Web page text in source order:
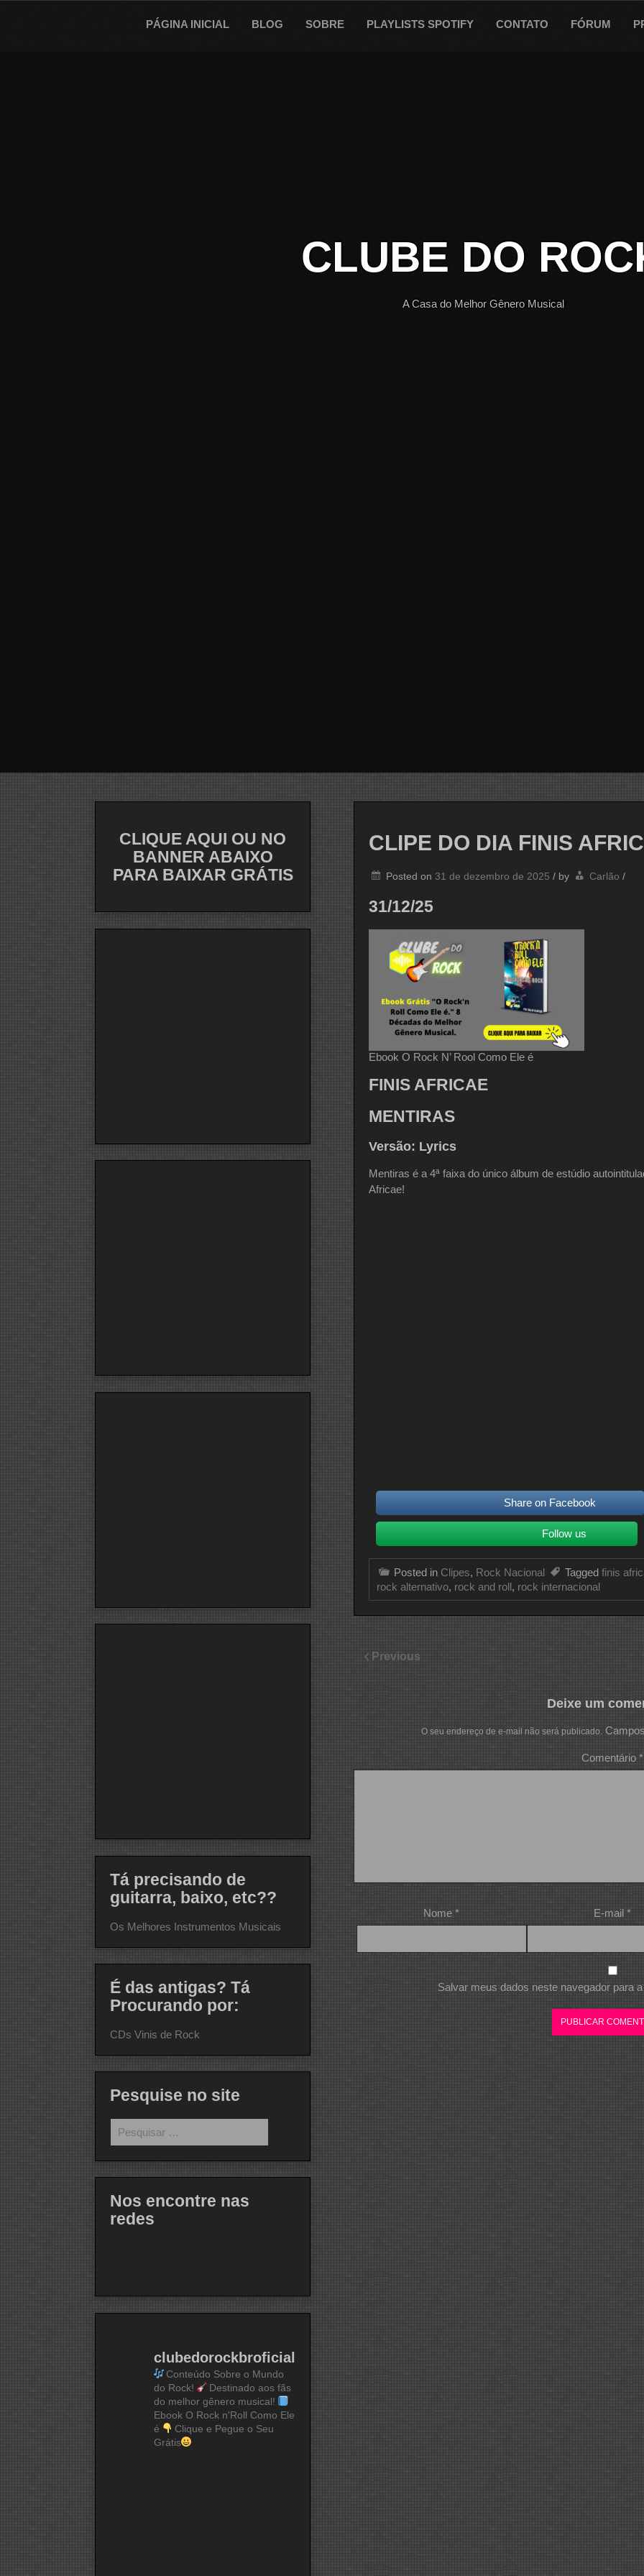
PÁGINA INICIAL BLOG SOBRE PLAYLISTS SPOTIFY CONTATO FÓRUM
CLUBE DO
A Casa do Melhor Gênero Musical
CLIPE DO DIA FINIS
Posted on 31 de dezembro de 2025 / by Carlão /
31/12/25
Ebook O Rock N’ Rool Como Ele é
FINIS AFRICAE
MENTIRAS
Versão: Lyrics
Mentiras é a 4ª faixa do único álbum de estúdio
Africae!
Share on Facebook
Follow us
Posted in Clipes, Rock Nacional Tagged finis
rock alternativo, rock and roll , rock internacional
Previous
Deixe um
O seu endereço de e-mail não será publicado.
Comentário *
Nome* E-mail *
Salvar meus dados neste navegador para
CLIQUE AQUI OU NO
BANNER ABAIXO
PARA BAIXAR GRÁTIS
Tá precisando de
guitarra, baixo, etc??
Os Melhores Instrumentos Musicais
É das antigas? Tá
Procurando por:
CDs Vinis de Rock
Pesquise no site
por:
Nos encontre nas
redes
clubedorockbroficial
Conteúdo Sobre o Mundo
do Rock!
Destinado aos fãs
do melhor gênero musical!
Ebook O Rock n'Roll Como Ele
é
Clique e Pegue o Seu
Grátis